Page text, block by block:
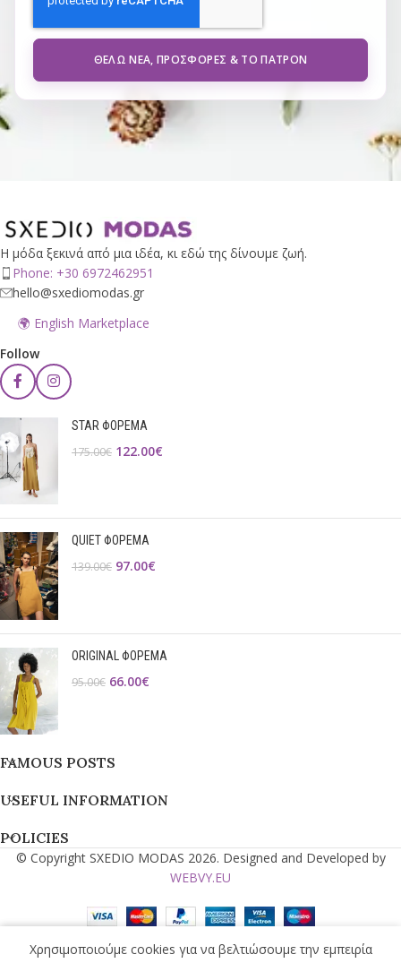
ΘΈΛΩ ΝΈΑ, ΠΡΟΣΦΟΡΈΣ & ΤΟ ΠΑΤΡΌΝ
Η μόδα ξεκινά από μια ιδέα, κι εδώ της δίνουμε ζωή.
Phone: +30 6972462951
hello@sxediomodas.gr
🌍 English Marketplace
Follow
STAR ΦΟΡΕΜΑ
175.00€ 122.00€
QUIET ΦΟΡΕΜΑ
139.00€ 97.00€
ORIGINAL ΦΟΡΕΜΑ
95.00€ 66.00€
FAMOUS POSTS
USEFUL INFORMATION
POLICIES
© Copyright SXEDIO MODAS 2026. Designed and Developed by
WEBVY.EU
Χρησιμοποιούμε cookies για να βελτιώσουμε την εμπειρία